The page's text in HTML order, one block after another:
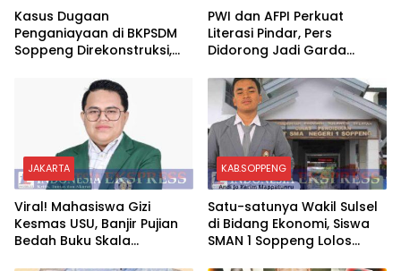
Kasus Dugaan
Penganiayaan di BKPSDM
Soppeng Direkonstruksi,
Hukum Terus Berjalan
PWI dan AFPI Perkuat
Literasi Pindar, Pers
Didorong Jadi Garda
Lawan Pinjol Ilegal
JAKARTA
Viral! Mahasiswa Gizi
Kesmas USU, Banjir Pujian
Bedah Buku Skala
KAB.SOPPENG
Satu-satunya Wakil Sulsel
di Bidang Ekonomi, Siswa
SMAN 1 Soppeng Lolos